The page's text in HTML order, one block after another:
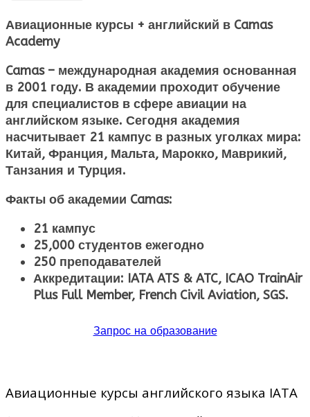
Авиационные курсы + английский в Camas
Academy
Camas – международная академия основанная
в 2001 году. В академии проходит обучение
для специалистов в сфере авиации на
английском языке. Сегодня академия
насчитывает 21 кампус в разных уголках мира:
Китай, Франция, Мальта, Марокко, Маврикий,
Танзания и Турция.
Факты об академии Camas:
21 кампус
25,000 студентов ежегодно
250 преподавателей
Аккредитации: IATA ATS & ATC, ICAO TrainAir
Plus Full Member, French Civil Aviation, SGS.
Запрос на образование
Авиационные курсы английского языка IATA